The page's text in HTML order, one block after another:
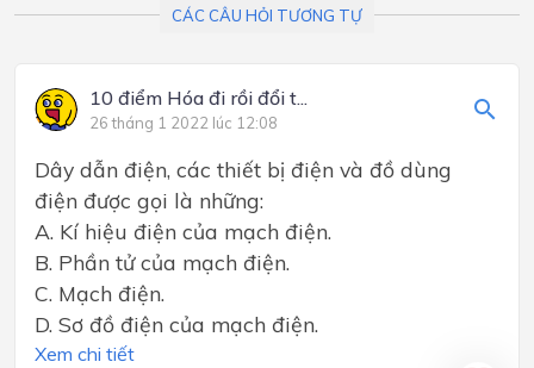
CÁC CÂU HỎI TƯƠNG TỰ
10 điểm Hóa đi rồi đổi t...
26 tháng 1 2022 lúc 12:08
Dây dẫn điện, các thiết bị điện và đồ dùng
điện được gọi là những:
A. Kí hiệu điện của mạch điện.
B. Phần tử của mạch điện.
C. Mạch điện.
D. Sơ đồ điện của mạch điện.
Xem chi tiết